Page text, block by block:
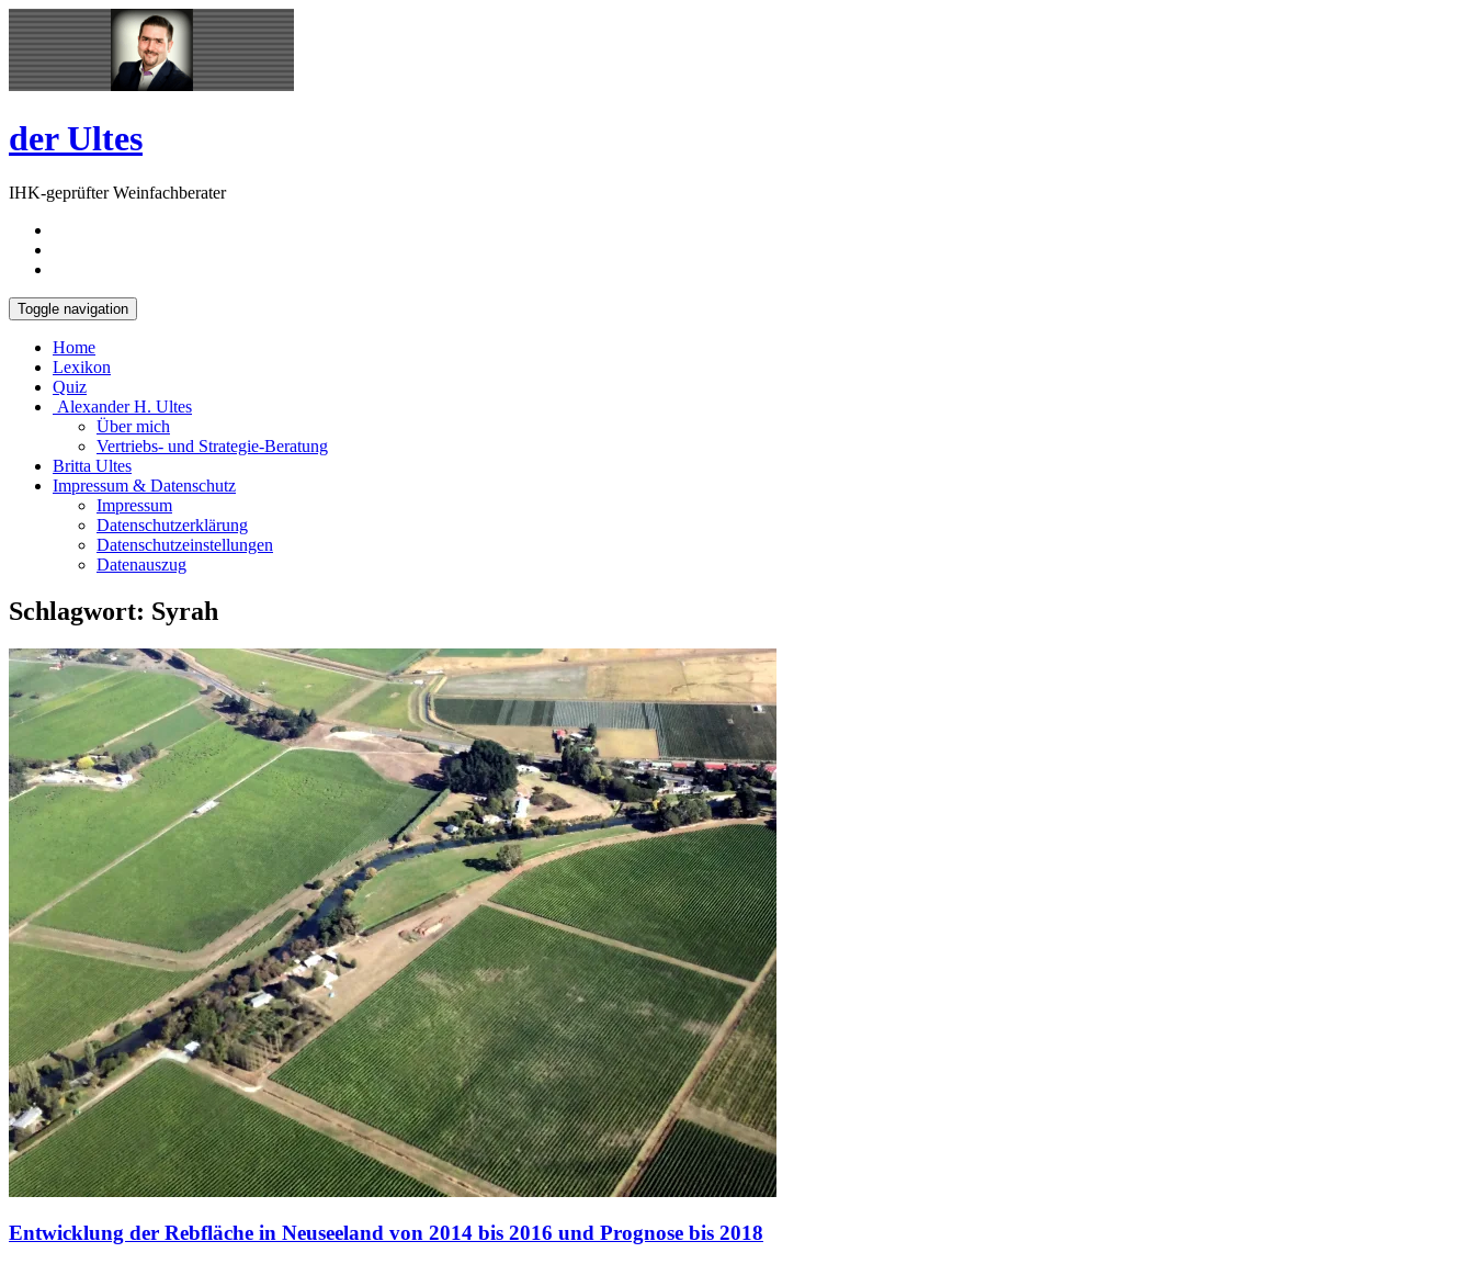
Skip
to
content
Open
Sidebar
der Ultes
IHK-geprüfter Weinfachberater
Toggle navigation
Home
Lexikon
Quiz
Alexander H. Ultes
Über mich
Vertriebs- und Strategie-Beratung
Britta Ultes
Impressum & Datenschutz
Impressum
Datenschutzerklärung
Datenschutzeinstellungen
Datenauszug
Schlagwort: Syrah
Entwicklung der Rebfläche in Neuseeland von 2014 bis 2016 und Prognose bis 2018